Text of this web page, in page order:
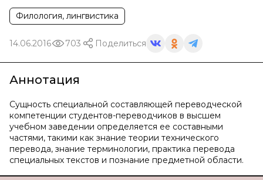
Филология, лингвистика
14.06.2016 703 Поделиться
Аннотация
Сущность специальной составляющей переводческой
компетенции студентов-переводчиков в высшем
учебном заведении определяется ее составными
частями, такими как знание теории технического
перевода, знание терминологии, практика перевода
специальных текстов и познание предметной области.